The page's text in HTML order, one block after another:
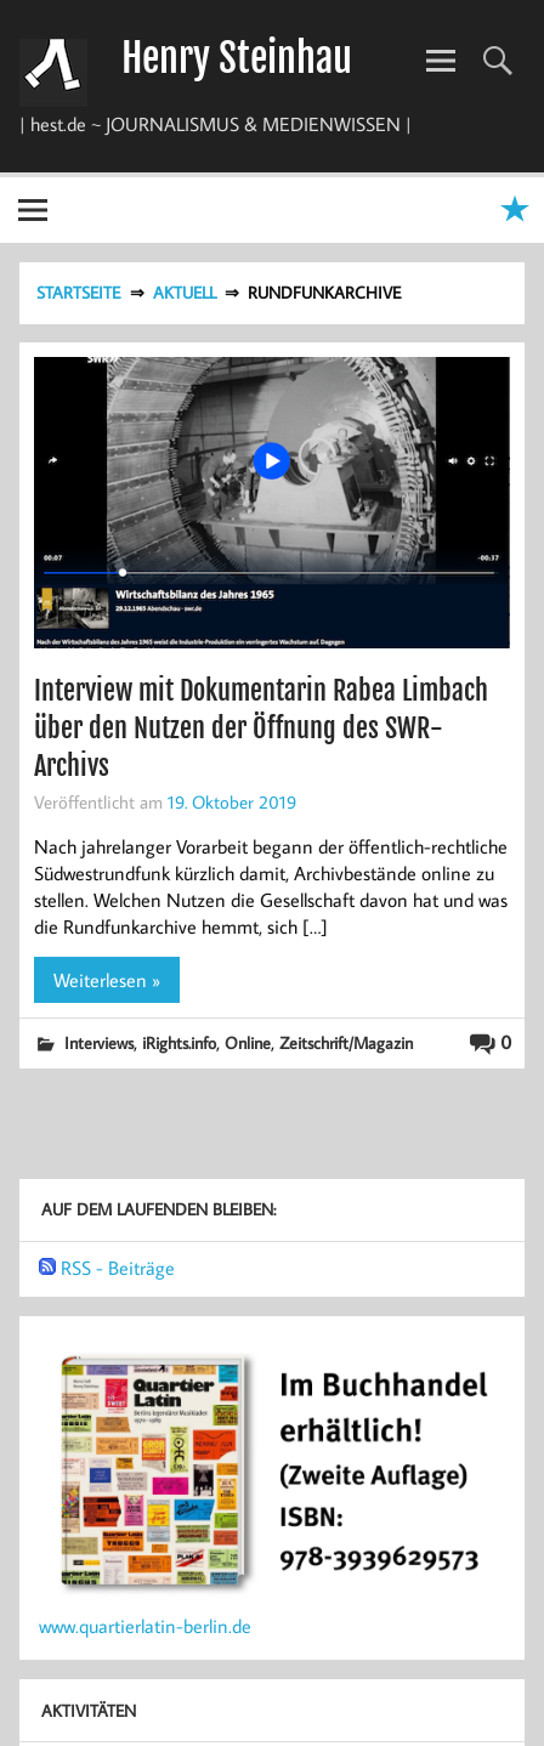
springen
Henry Steinhau
| hest.de ~ JOURNALISMUS & MEDIENWISSEN |
STARTSEITE AKTUELL RUNDFUNKARCHIVE
Interview mit Dokumentarin Rabea Limbach
über den Nutzen der Öffnung des SWR-
Archivs
Veröffentlicht am 19. Oktober 2019
Nach jahrelanger Vorarbeit begann der öffentlich-rechtliche
Südwestrundfunk kürzlich damit, Archivbestände online zu
stellen. Welchen Nutzen die Gesellschaft davon hat und was
die Rundfunkarchive hemmt, sich […]
Weiterlesen »
0
Interviews, iRights.info,Online,Zeitschrift/Magazin
AUF DEM LAUFENDEN BLEIBEN:
RSS - Beiträge
www.quartierlatin-berlin.de
AKTIVITÄTEN